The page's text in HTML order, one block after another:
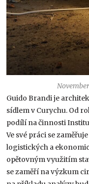
Guido Brandi je
sídlem v Curychu. Od
podílí na činnosti
Ve své práci se
logistických a
opětovným využitím
se zaměří na výzkum